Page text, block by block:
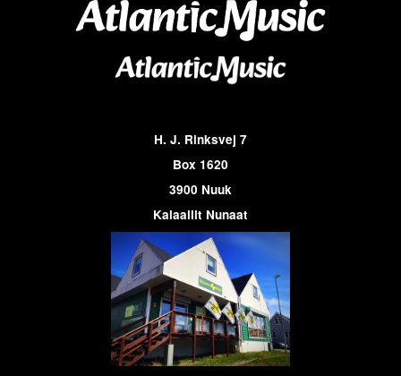
H. J. Rinksvej 7
Box 1620
3900 Nuuk
Kalaallit Nunaat